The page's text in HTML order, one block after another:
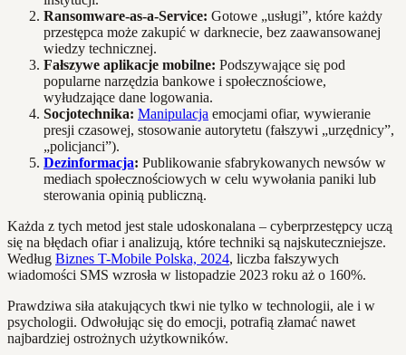
Ransomware-as-a-Service: Gotowe „usługi”, które każdy
przestępca może zakupić w darknecie, bez zaawansowanej
wiedzy technicznej.
Fałszywe aplikacje mobilne: Podszywające się pod
popularne narzędzia bankowe i społecznościowe,
wyłudzające dane logowania.
Socjotechnika: Manipulacja emocjami ofiar, wywieranie
presji czasowej, stosowanie autorytetu (fałszywi „urzędnicy”,
„policjanci”).
Dezinformacja: Publikowanie sfabrykowanych newsów w
mediach społecznościowych w celu wywołania paniki lub
sterowania opinią publiczną.
Każda z tych metod jest stale udoskonalana – cyberprzestępcy uczą
się na błędach ofiar i analizują, które techniki są najskuteczniejsze.
Według Biznes T-Mobile Polska, 2024, liczba fałszywych
wiadomości SMS wzrosła w listopadzie 2023 roku aż o 160%.
Prawdziwa siła atakujących tkwi nie tylko w technologii, ale i w
psychologii. Odwołując się do emocji, potrafią złamać nawet
najbardziej ostrożnych użytkowników.